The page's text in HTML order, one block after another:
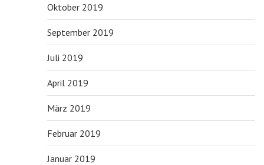
Oktober 2019
September 2019
Juli 2019
April 2019
März 2019
Februar 2019
Januar 2019